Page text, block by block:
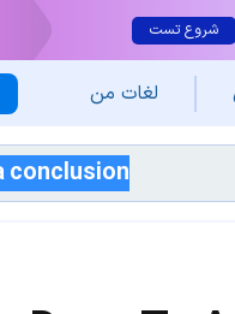
شروع تست
لغات من